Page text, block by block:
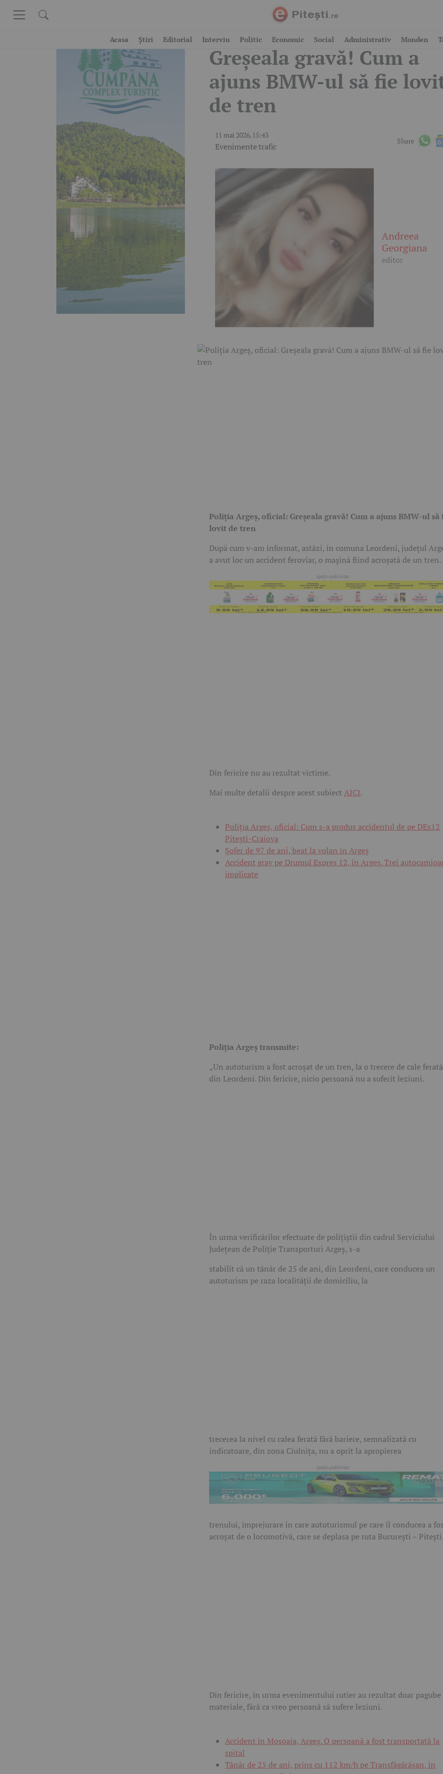
Acasa Știri Editorial Interviu Politic Economic Social Administrativ Monden
Poliția Argeș, oficial:
Greșeala gravă! Cum a
ajuns BMW-ul să fie
de tren
11 mai 2026, 15:43
Evenimente trafic
Share
Andreea
Georgiana
editor
Poliția Argeș, oficial: Greșeala gravă! Cum a ajuns BMW-ul să
lovit de tren
După cum v-am informat, astăzi, în comuna Leordeni, județul
a avut loc un accident feroviar, o mașină fiind acroșată de un tren.
Din fericire nu au rezultat victime.
Mai multe detalii despre acest subiect AICI.
Poliția Argeș, oficial: Cum s-a produs accidentul de pe DEx12
Pitești-Craiova
Șofer de 97 de ani, beat la volan în Argeș
Accident grav pe Drumul Expres 12, în Argeș. Trei
implicate
Poliția Argeș transmite:
„Un autoturism a fost acroșat de un tren, la o trecere de cale ferată
din Leordeni. Din fericire, nicio persoană nu a suferit leziuni.
În urma verificărilor efectuate de polițiștii din cadrul Serviciului
Județean de Poliție Transporturi Argeș, s-a
stabilit că un tânăr de 25 de ani, din Leordeni, care conducea un
autoturism pe raza localității de domiciliu, la
trecerea la nivel cu calea ferată fără bariere, semnalizată cu
indicatoare, din zona Ciulnița, nu a oprit la apropierea
trenului, împrejurare în care autoturismul pe care îl conducea a
acroșat de o locomotivă, care se deplasa pe ruta București –
Din fericire, în urma evenimentului rutier au rezultat doar pagube
materiale, fără ca vreo persoană să sufere leziuni.
Accident în Mosoaia, Argeș. O persoană a fost transportată la
spital
Tânăr de 25 de ani, prins cu 112 km/h pe Transfăgărășan, în